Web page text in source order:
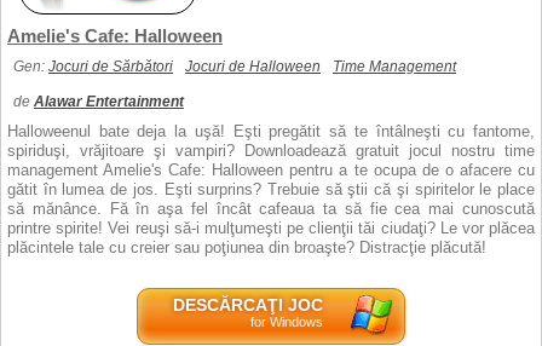
Amelie's Cafe: Halloween
Gen: Jocuri de Sărbători Jocuri de Halloween Time Management
de Alawar Entertainment
Halloweenul bate deja la uşă! Eşti pregătit să te întâlneşti cu fantome,
spiriduşi, vrăjitoare şi vampiri? Downloadează gratuit jocul nostru time
management Amelie's Cafe: Halloween pentru a te ocupa de o afacere cu
gătit în lumea de jos. Eşti surprins? Trebuie să ştii că şi spiritelor le place
să mănânce. Fă în aşa fel încât cafeaua ta să fie cea mai cunoscută
printre spirite! Vei reuşi să-i mulţumeşti pe clienţii tăi ciudaţi? Le vor plăcea
plăcintele tale cu creier sau poţiunea din broaşte? Distracţie plăcută!
DESCĂRCAŢI JOC
for Windows